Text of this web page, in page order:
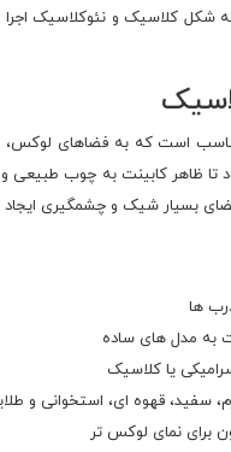
به شکل کلاسیک و نئوکلاسیک
است که به فضاهای لوکس،
ظاهر کابینت به چوب طبیعی و
بسیار شیک و چشمگیری ایجاد
ها
به مدل های ساده
یا کلاسیک
سفید، قهوه ای، استخوانی و
برای نمای لوکس تر